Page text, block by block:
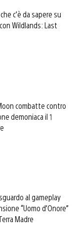
c’è da sapere su
Wildlands: Last
combatte contro
demoniaca il 1
al gameplay
“Uomo d’Onore”
Madre